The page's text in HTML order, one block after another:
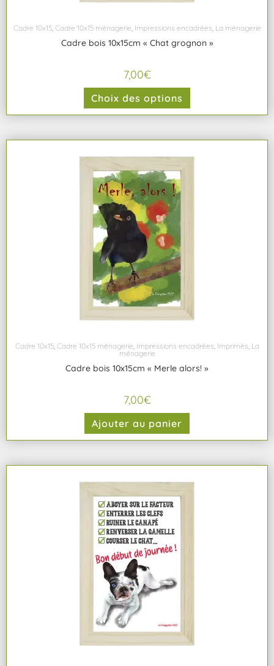
Cadre 10x15, Cadre 10x15 ménagerie, Impressions encadrées, La ménagerie
Cadre bois 10x15cm « Chat grognon »
7,00€
Choix des options
Cadre 10x15, Cadre 10x15 ménagerie, Impressions encadrées, Imprimés, La
ménagerie
Cadre bois 10x15cm « Merle alors! »
7,00€
Ajouter au panier